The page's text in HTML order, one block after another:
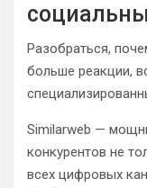
Разобраться,
больше реакции,
Similarweb —
конкурентов не
всех цифровых